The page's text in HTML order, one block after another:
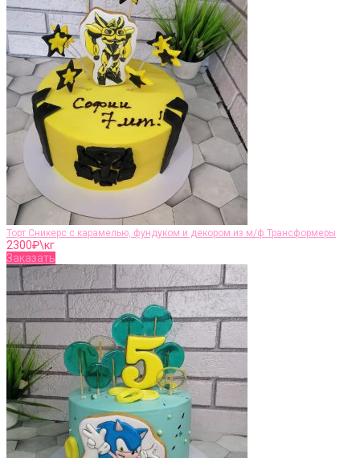
Торт Сникерс с карамелью, фундуком и декором из м/ф Трансформеры
2300₽\кг
Заказать